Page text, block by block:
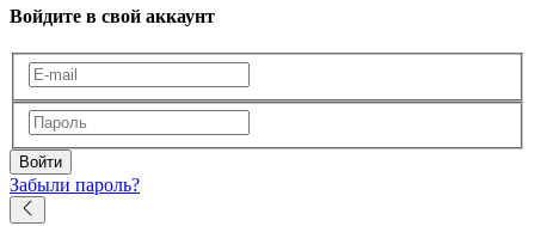
Войдите в свой аккаунт
Войти
Забыли пароль?